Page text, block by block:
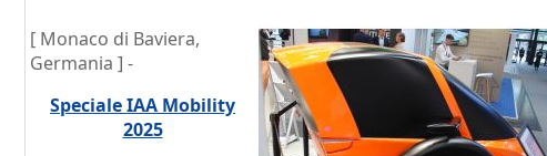
[ Monaco di Baviera,
Germania ] -
Speciale IAA Mobility
2025